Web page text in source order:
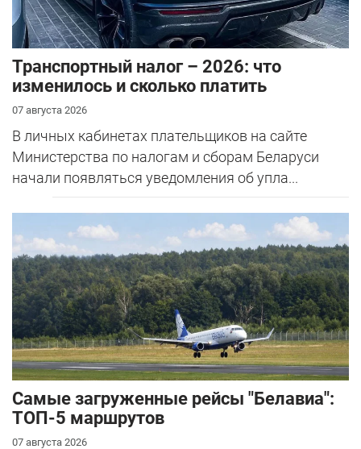
Транспортный налог – 2026: что
изменилось и сколько платить
07 августа 2026
В личных кабинетах плательщиков на сайте
Министерства по налогам и сборам Беларуси
начали появляться уведомления об упла...
Самые загруженные рейсы "Белавиа":
ТОП-5 маршрутов
07 августа 2026